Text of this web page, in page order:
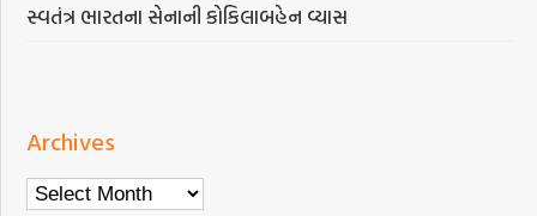
સ્વતંત્ર ભારતના સેનાની કોકિલાબહેન વ્યાસ
Archives
Archives